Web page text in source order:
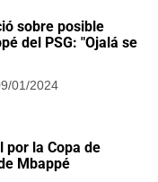
sobre posible
del PSG: "Ojalá se
01/2024
por la Copa de
Mbappé